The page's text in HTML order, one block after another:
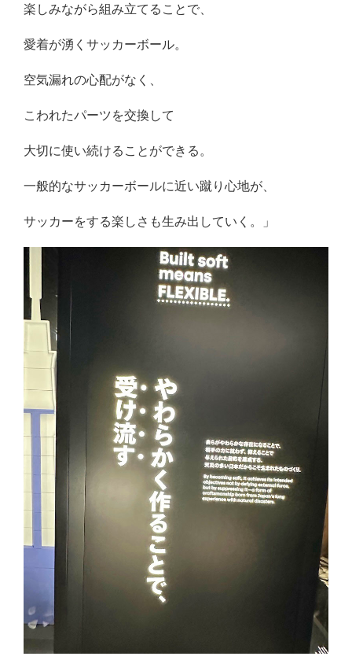
楽しみながら組み立てることで、
愛着が湧くサッカーボール。
空気漏れの心配がなく、
こわれたパーツを交換して
大切に使い続けることができる。
一般的なサッカーボールに近い蹴り心地が、
サッカーをする楽しさも生み出していく。」